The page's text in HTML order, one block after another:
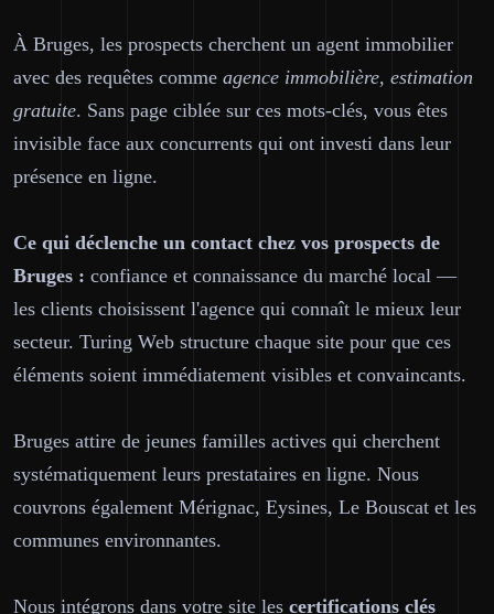
À Bruges, les prospects cherchent un agent immobilier
avec des requêtes comme agence immobilière, estimation
gratuite. Sans page ciblée sur ces mots-clés, vous êtes
invisible face aux concurrents qui ont investi dans leur
présence en ligne.
Ce qui déclenche un contact chez vos prospects de
Bruges : confiance et connaissance du marché local —
les clients choisissent l'agence qui connaît le mieux leur
secteur. Turing Web structure chaque site pour que ces
éléments soient immédiatement visibles et convaincants.
Bruges attire de jeunes familles actives qui cherchent
systématiquement leurs prestataires en ligne. Nous
couvrons également Mérignac, Eysines, Le Bouscat et les
communes environnantes.
Nous intégrons dans votre site les certifications clés